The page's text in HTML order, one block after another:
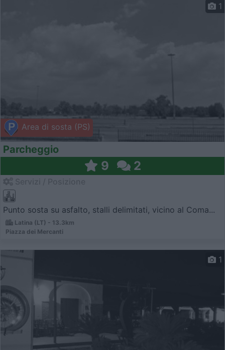
Area di sosta (PS)
1
Parcheggio
9 2
Punto sosta su asfalto, stalli delimitati, vicino al Coma...
Latina (LT) - 13.3km
Piazza dei Mercanti
1